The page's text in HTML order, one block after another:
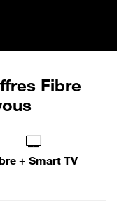
Fibre
+ Smart TV